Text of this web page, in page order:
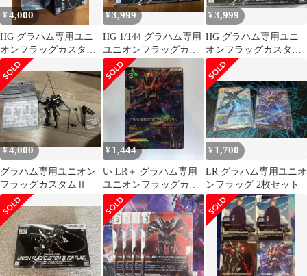
¥4,000
HG グラハム専用ユニ
オンフラッグカスタム
II(GNフラッグ) 新品
¥3,999
HG 1/144 グラハム専用
ユニオンフラッグカス
タムII(GNフラッグ)
¥3,999
HG グラハム専用ユニ
オンフラッグカスタム
II(GNフラッグ)
¥4,000
グラハム専用ユニオン
フラッグカスタムⅡ
¥ 1,444
い LR＋ グラハム専用
ユニオンフラッグカス
タム
¥ 1,700
LR グラハム専用ユニオ
ンフラッグ 2枚セット